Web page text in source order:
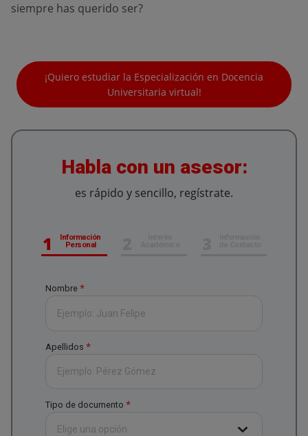
siempre has querido ser?
¡Quiero estudiar la Especialización en Docencia
Universitaria virtual!
Habla con un asesor:
es rápido y sencillo, regístrate.
1
Información
Personal
Nombre *
Apellidos *
Tipo de documento *
Elige una opción